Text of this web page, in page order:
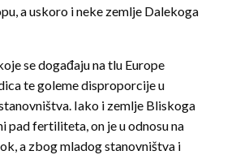
a uskoro i neke zemlje Dalekoga
se događaju na tlu Europe
te goleme disproporcije u
Iako i zemlje Bliskoga
pad fertiliteta, on je u odnosu na
a zbog mladog stanovništva i